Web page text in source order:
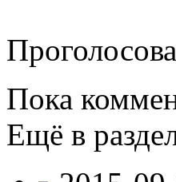
Пока
Ещё в